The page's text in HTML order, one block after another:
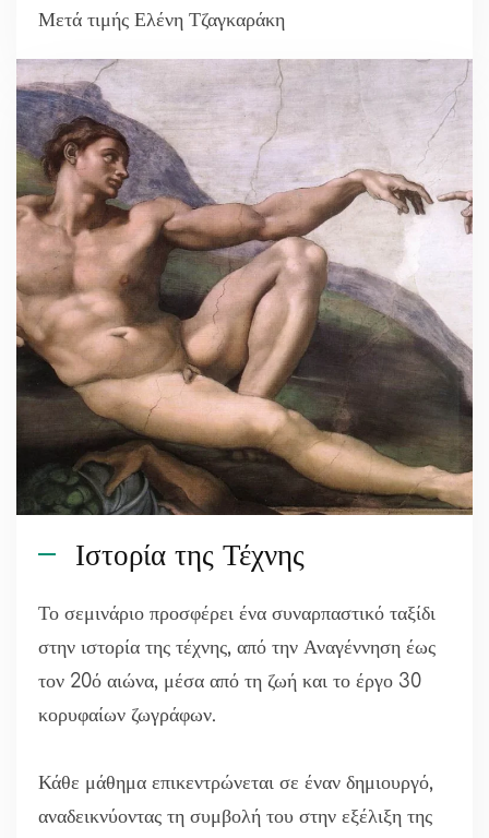
Μετά τιμής Ελένη Τζαγκαράκη
Ιστορία της Τέχνης
Το σεμινάριο προσφέρει ένα συναρπαστικό ταξίδι
στην ιστορία της τέχνης, από την Αναγέννηση έως
τον 20ό αιώνα, μέσα από τη ζωή και το έργο 30
κορυφαίων ζωγράφων.
Κάθε μάθημα επικεντρώνεται σε έναν δημιουργό,
αναδεικνύοντας τη συμβολή του στην εξέλιξη της